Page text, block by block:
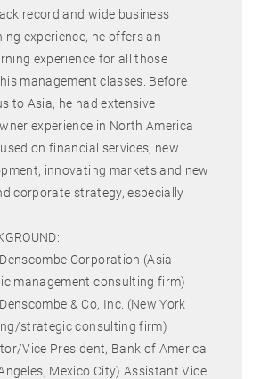
record and wide business
experience, he offers an
experience for all those
management classes. Before
to Asia, he had extensive
experience in North America
on financial services, new
innovating markets and new
corporate strategy, especially
Corporation (Asia-
management consulting firm)
& Co, Inc. (New York
strategic consulting firm)
Vice President, Bank of America
Mexico City) Assistant Vice